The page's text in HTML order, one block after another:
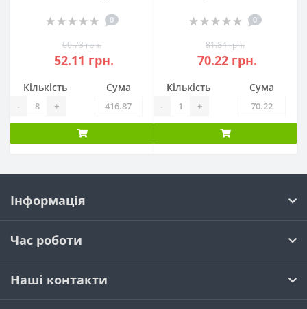
0
60.73 грн.
52.11 грн.
Кількість
- +
Сума
0
81.84 грн.
70.22 грн.
Кількість
- +
Сума
Інформація
Час роботи
Наші контакти